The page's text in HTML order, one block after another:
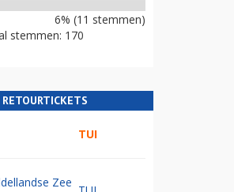
6% (11 stemmen)
stemmen: 170
TUI
Zee